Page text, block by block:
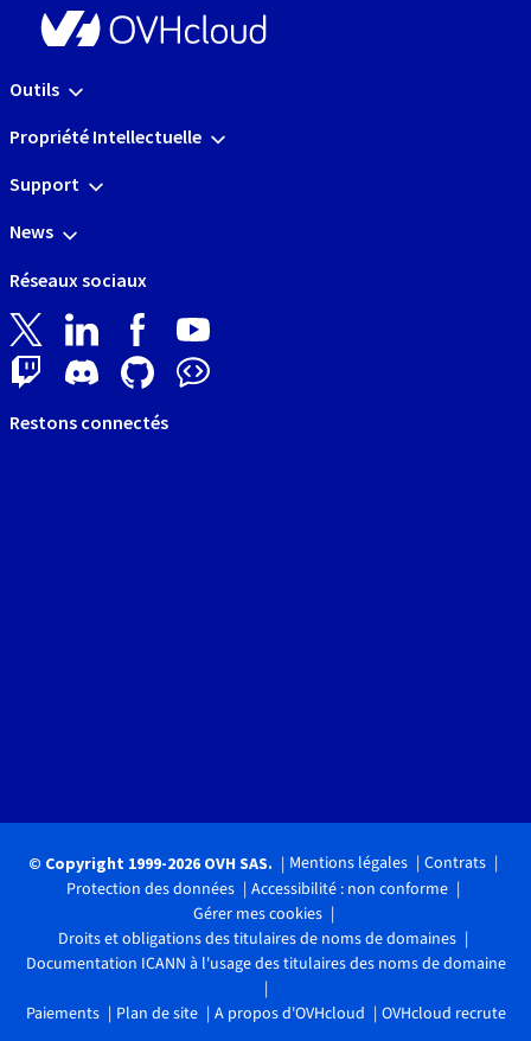
Outils
Propriété Intellectuelle
Support
News
Réseaux sociaux
Restons connectés
© Copyright 1999-2026 OVH SAS. Mentions légales
Contrats
Protection des données
Accessibilité : non conforme
Gérer mes cookies
Droits et obligations des titulaires de noms de domaines
Documentation ICANN à l'usage des titulaires des noms de domaine
Paiements Plan de site A propos d'OVHcloud OVHcloud recrute